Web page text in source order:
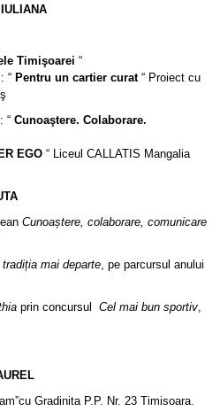
Timişoarei “
“ Pentru un cartier curat“ Proiect cu
“ Cunoaştere. Colaborare.
EGO “ Liceul CALLATIS Mangalia
Cunoaștere, colaborare, comunicare
mai departe, pe parcursul anului
prin concursul Cel mai bun sportiv,
Gradinita P.P. Nr. 23 Timisoara.